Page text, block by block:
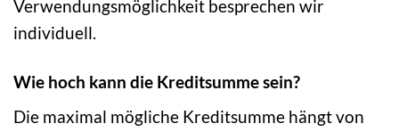
Verwendungsmöglichkeit besprechen wir
individuell.
Wie hoch kann die Kreditsumme sein?
Die maximal mögliche Kreditsumme hängt von